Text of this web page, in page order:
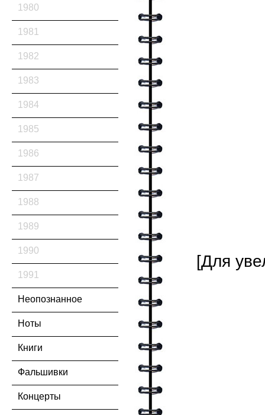
1980
1981
1982
1983
1984
1985
1986
1987
1988
1989
1990
1991
Неопознанное
Ноты
Книги
Фальшивки
Концерты
[Для